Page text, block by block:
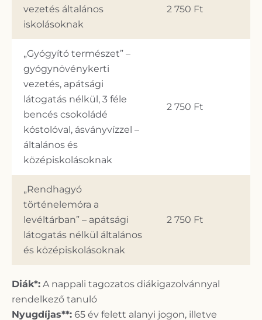
vezetés általános
iskolásoknak
2 750 Ft
„Gyógyító természet” –
gyógynövénykerti
vezetés, apátsági
látogatás nélkül, 3 féle
bencés csokoládé
kóstolóval, ásványvízzel –
általános és
középiskolásoknak
2 750 Ft
„Rendhagyó
történelemóra a
levéltárban” – apátsági
látogatás nélkül általános
és középiskolásoknak
2 750 Ft
Diák*: A nappali tagozatos diákigazolvánnyal
rendelkező tanuló
Nyugdíjas**: 65 év felett alanyi jogon, illetve